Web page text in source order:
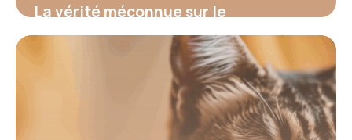
La vérité méconnue sur le
rattachement de votre conjoint à la
mutuelle qui peut tout changer